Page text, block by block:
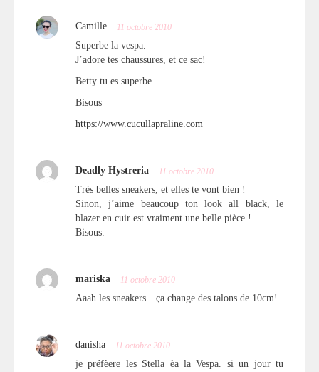
Camille 11 octobre 2010
Superbe la vespa.
J’adore tes chaussures, et ce sac!
Betty tu es superbe.
Bisous
https://www.cucullapraline.com
Deadly Hystreria 11 octobre 2010
Très belles sneakers, et elles te vont bien !
Sinon, j’aime beaucoup ton look all black, le
blazer en cuir est vraiment une belle pièce !
Bisous.
mariska 11 octobre 2010
Aaah les sneakers…ça change des talons de 10cm!
danisha 11 octobre 2010
je préfèere les Stella èa la Vespa. si un jour tu